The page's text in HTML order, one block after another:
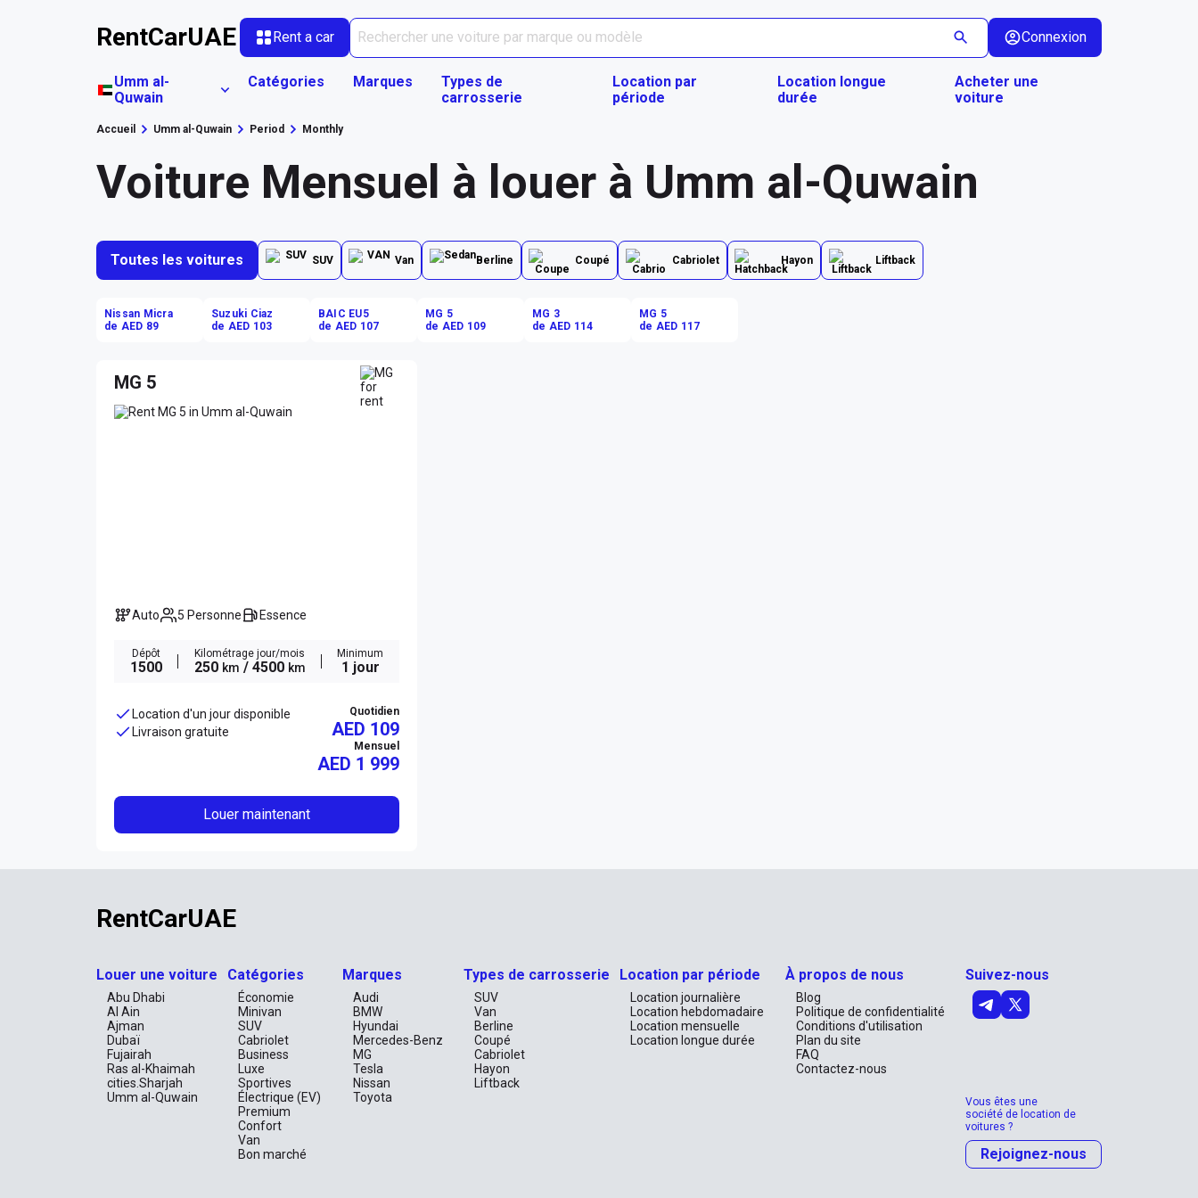
RentCarUAE Rent a car Connexion
Umm al-
Quwain
Catégories Marques
Types de
carrosserie
Location par
période
Location longue
durée
Acheter une
voiture
Accueil Umm al-Quwain Period Monthly
Voiture Mensuel à louer à Umm al-Quwain
Toutes les voitures SUV Van Berline Coupé Cabriolet Hayon Liftback
Nissan Micra
de AED 89
Suzuki Ciaz
de AED 103
BAIC EU5
de AED 107
MG 5
de AED 109
MG 3
de AED 114
MG 5
de AED 117
MG 5
Auto 5 Personne Essence
Dépôt
1500
Kilométrage jour/mois
250 km / 4500 km
Minimum
1 jour
Location d'un jour disponible
Livraison gratuite
Quotidien
AED 109
Mensuel
AED 1 999
Louer maintenant
RentCarUAE
Louer une voiture
Abu Dhabi
Al Ain
Ajman
Dubaï
Fujairah
Ras al-Khaimah
cities.Sharjah
Umm al-Quwain
Catégories
Économie
Minivan
SUV
Cabriolet
Business
Luxe
Sportives
Électrique (EV)
Premium
Confort
Van
Bon marché
Marques
Audi
BMW
Hyundai
Mercedes-Benz
MG
Tesla
Nissan
Toyota
Types de carrosserie
SUV
Van
Berline
Coupé
Cabriolet
Hayon
Liftback
Location par période
Location journalière
Location hebdomadaire
Location mensuelle
Location longue durée
À propos de nous
Blog
Politique de confidentialité
Conditions d'utilisation
Plan du site
FAQ
Contactez-nous
Suivez-nous
Vous êtes une
société de location de
voitures ?
Rejoignez-nous